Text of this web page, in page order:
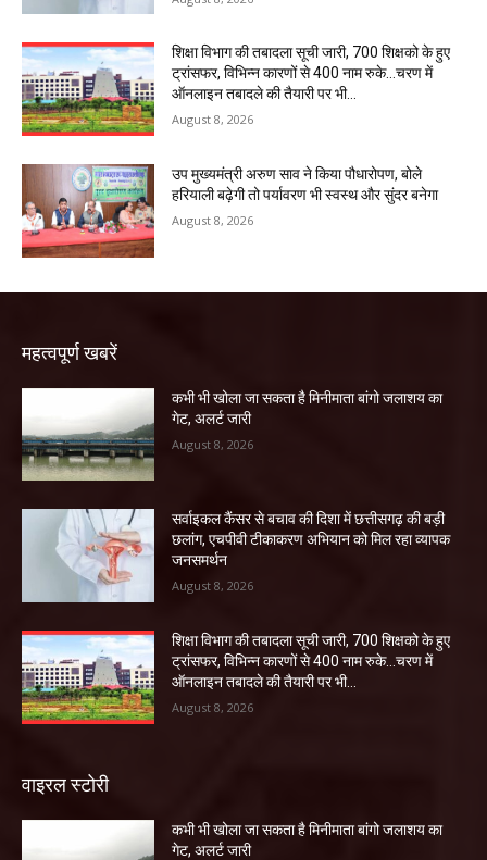
शिक्षा विभाग की तबादला सूची जारी, 700 शिक्षको के हुए
ट्रांसफर, विभिन्न कारणों से 400 नाम रुके…चरण में
ऑनलाइन तबादले की तैयारी पर भी...
August 8, 2026
उप मुख्यमंत्री अरुण साव ने किया पौधारोपण, बोले
हरियाली बढ़ेगी तो पर्यावरण भी स्वस्थ और सुंदर बनेगा
August 8, 2026
महत्वपूर्ण खबरें
कभी भी खोला जा सकता है मिनीमाता बांगो जलाशय का
गेट, अलर्ट जारी
August 8, 2026
सर्वाइकल कैंसर से बचाव की दिशा में छत्तीसगढ़ की बड़ी
छलांग, एचपीवी टीकाकरण अभियान को मिल रहा व्यापक
जनसमर्थन
August 8, 2026
शिक्षा विभाग की तबादला सूची जारी, 700 शिक्षको के हुए
ट्रांसफर, विभिन्न कारणों से 400 नाम रुके…चरण में
ऑनलाइन तबादले की तैयारी पर भी...
August 8, 2026
वाइरल स्टोरी
कभी भी खोला जा सकता है मिनीमाता बांगो जलाशय का
गेट, अलर्ट जारी